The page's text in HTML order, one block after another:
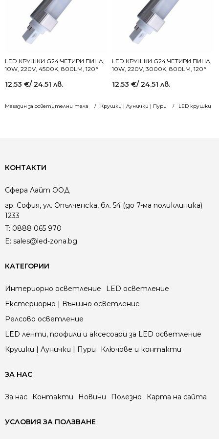
Магазин за осветителни тела Крушки | Лунички | Пури LED крушки
LED КРУШКИ G24 ЧЕТИРИ ПИНА,
10W, 220V, 4500K, 800LM, 120°
12.53 €/ 24.51 лв.
LED КРУШКИ G24 ЧЕТИРИ ПИНА,
10W, 220V, 3000K, 800LM, 120°
12.53 €/ 24.51 лв.
КОНТАКТИ
Сфера Лайт ООД
гр. София, ул. Опълченска, бл. 54 (до 7-ма поликлиника)
1233
T: 0888 065 970
E: sales@led-zona.bg
КАТЕГОРИИ
Интериорно осветление
LED осветление
Екстериорно | Външно осветление
Релсово осветление
LED ленти, профили и аксесоари за LED осветление
Крушки | Лунички | Пури
Ключове и контакти
ЗА НАС
За нас Контакти Новини Полезно Карта на сайта
УСЛОВИЯ ЗА ПОЛЗВАНЕ